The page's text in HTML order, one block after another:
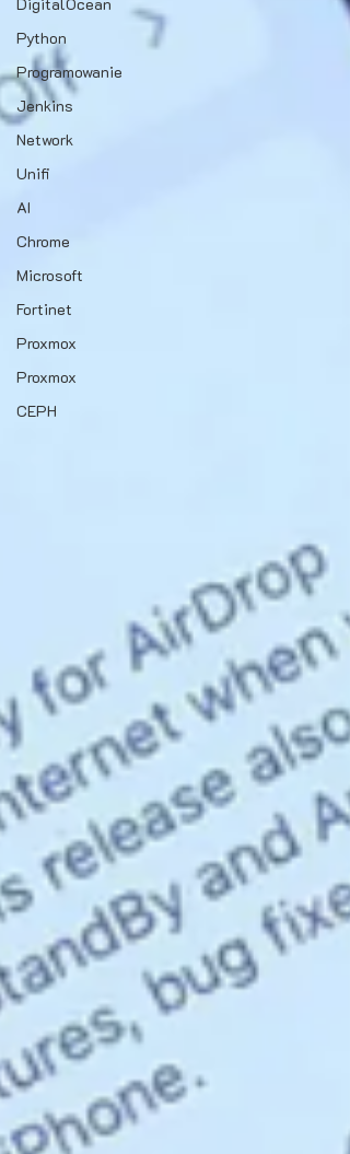
Python
Programowanie
Jenkins
Network
Unifi
AI
Chrome
Microsoft
Fortinet
Proxmox
Proxmox
CEPH